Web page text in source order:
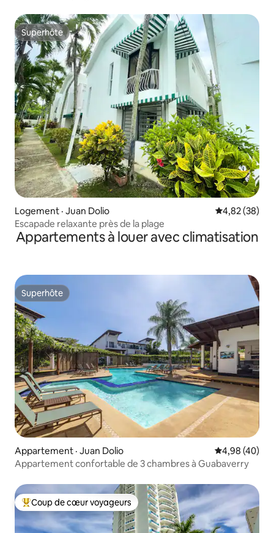
Superhôte
Superhôte
Logement · Juan Dolio Note
4,82 (38)
Escapade relaxante près de la plage
Appartements à louer avec climatisation
Superhôte
Superhôte
Appartement · Juan Dolio Note
4,98 (40)
Appartement confortable de 3 chambres à Guabaverry
Coup de cœur voyageurs parmi les plus aimés
Coup de cœur voyageurs